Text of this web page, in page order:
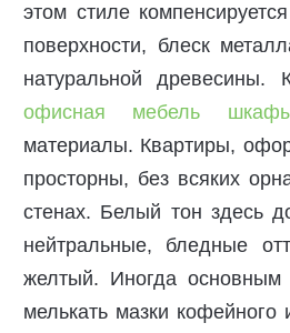
этом стиле
поверхности, блеск
натуральной древесины.
офисная мебель
материалы. Квартиры,
просторны, без всяких
стенах. Белый тон здесь
нейтральные, бледные
желтый. Иногда основным
мелькать мазки кофейного